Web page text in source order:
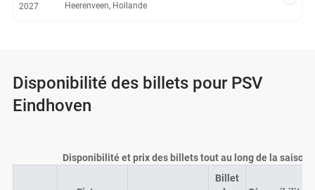
2027
Heerenveen, Hollande
Disponibilité des billets pour PSV
Eindhoven
Disponibilité et prix des billets tout au long de la saison
Billet